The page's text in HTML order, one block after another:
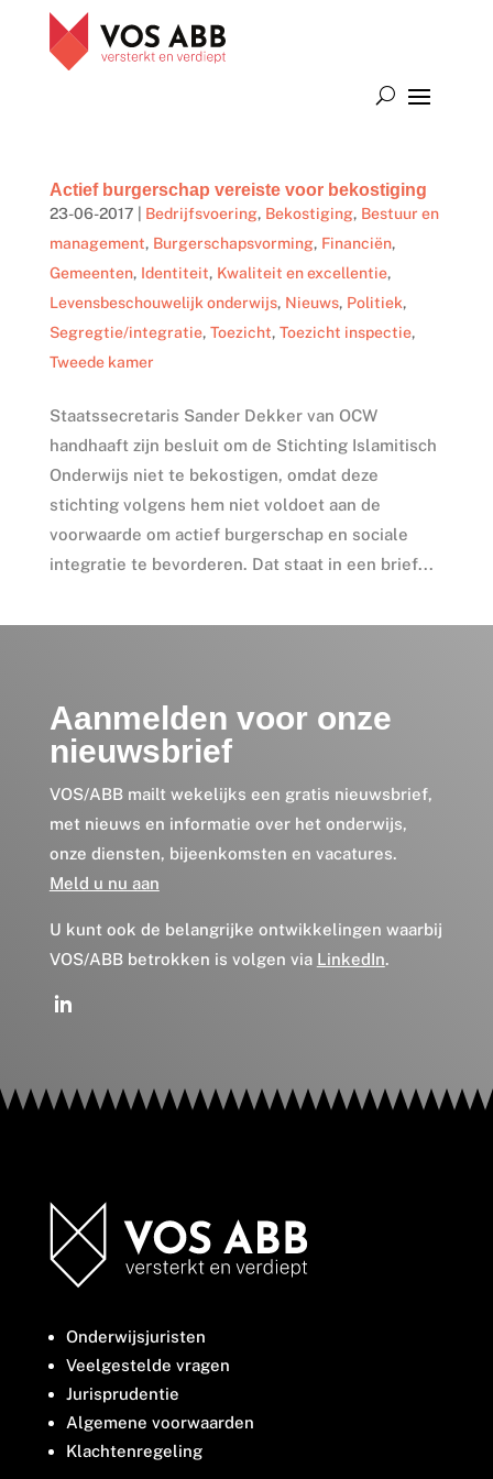
Actief burgerschap vereiste voor bekostiging
23-06-2017 Bedrijfsvoering, Bekostiging, Bestuur en
management, Burgerschapsvorming, Financiën,
Gemeenten, Identiteit, Kwaliteit en excellentie,
Levensbeschouwelijk onderwijs, Nieuws, Politiek,
Segregtie/integratie, Toezicht, Toezicht inspectie,
Tweede kamer
Staatssecretaris Sander Dekker van OCW
handhaaft zijn besluit om de Stichting Islamitisch
Onderwijs niet te bekostigen, omdat deze
stichting volgens hem niet voldoet aan de
voorwaarde om actief burgerschap en sociale
integratie te bevorderen. Dat staat in een brief...
Aanmelden voor onze
nieuwsbrief
VOS/ABB mailt wekelijks een gratis nieuwsbrief,
met nieuws en informatie over het onderwijs,
onze diensten, bijeenkomsten en vacatures.
Meld u nu aan
U kunt ook de belangrijke ontwikkelingen waarbij
VOS/ABB betrokken is volgen via LinkedIn.
Onderwijsjuristen
Veelgestelde vragen
Jurisprudentie
Algemene voorwaarden
Klachtenregeling